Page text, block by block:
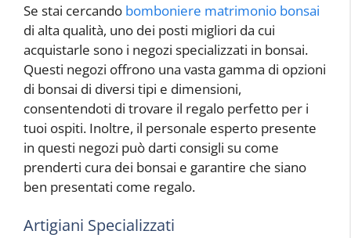
Se stai cercando bomboniere matrimonio bonsai
di alta qualità, uno dei posti migliori da cui
acquistarle sono i negozi specializzati in bonsai.
Questi negozi offrono una vasta gamma di opzioni
di bonsai di diversi tipi e dimensioni,
consentendoti di trovare il regalo perfetto per i
tuoi ospiti. Inoltre, il personale esperto presente
in questi negozi può darti consigli su come
prenderti cura dei bonsai e garantire che siano
ben presentati come regalo.
Artigiani Specializzati